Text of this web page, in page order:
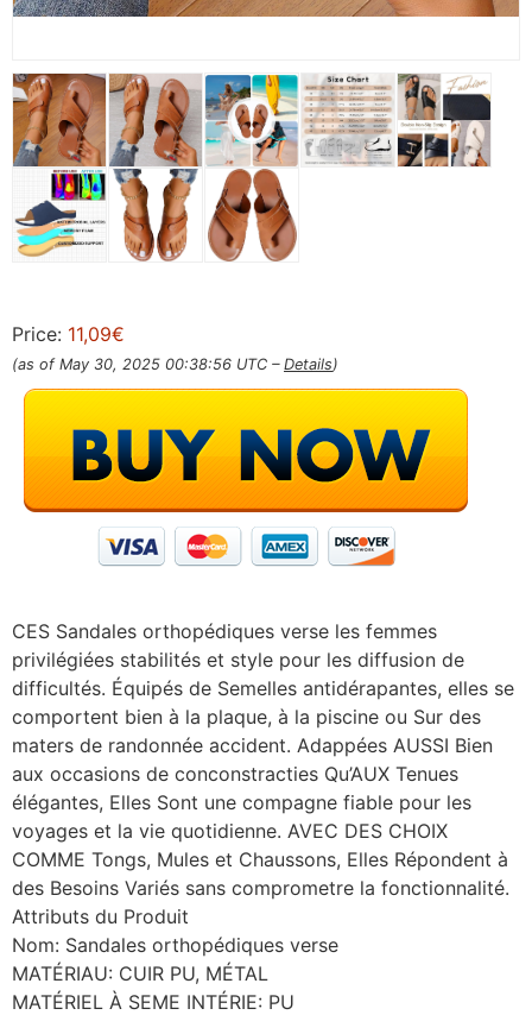
Price: 11,09€
(as of May 30, 2025 00:38:56 UTC – Details)
CES Sandales orthopédiques verse les femmes
privilégiées stabilités et style pour les diffusion de
difficultés. Équipés de Semelles antidérapantes, elles se
comportent bien à la plaque, à la piscine ou Sur des
maters de randonnée accident. Adappées AUSSI Bien
aux occasions de conconstracties Qu’AUX Tenues
élégantes, Elles Sont une compagne fiable pour les
voyages et la vie quotidienne. AVEC DES CHOIX
COMME Tongs, Mules et Chaussons, Elles Répondent à
des Besoins Variés sans comprometre la fonctionnalité.
Attributs du Produit
Nom: Sandales orthopédiques verse
MATÉRIAU: CUIR PU, MÉTAL
MATÉRIEL À SEME INTÉRIE: PU